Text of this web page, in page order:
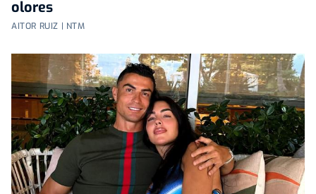
olores
AITOR RUIZ | NTM